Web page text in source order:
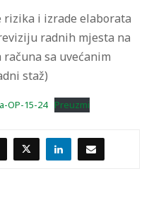
rizika i izrade elaborata
radnih mjesta na
sa uvećanim
staž)
OP-15-24 Preuzmi